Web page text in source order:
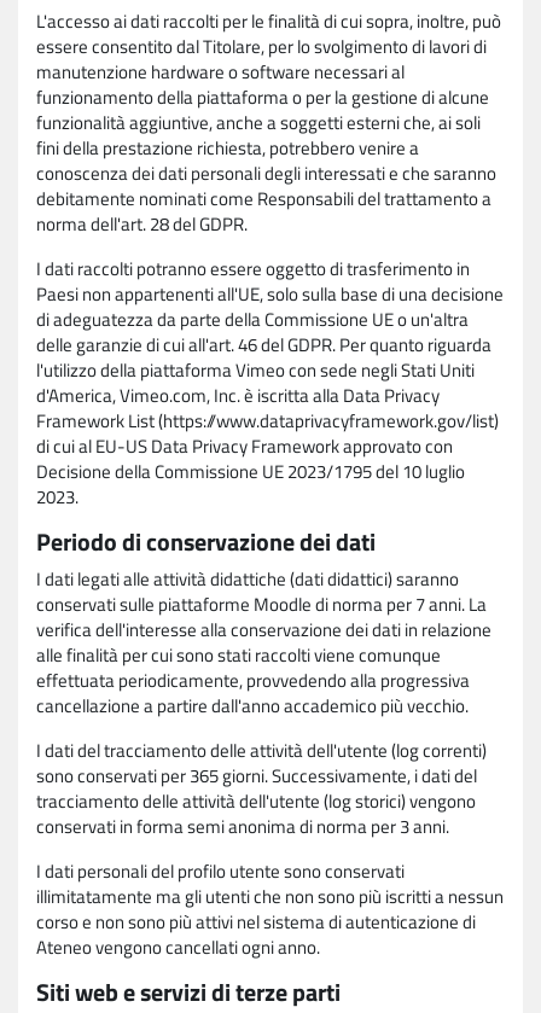
L'accesso ai dati raccolti per le finalità di cui sopra, inoltre, può
essere consentito dal Titolare, per lo svolgimento di lavori di
manutenzione hardware o software necessari al
funzionamento della piattaforma o per la gestione di alcune
funzionalità aggiuntive, anche a soggetti esterni che, ai soli
fini della prestazione richiesta, potrebbero venire a
conoscenza dei dati personali degli interessati e che saranno
debitamente nominati come Responsabili del trattamento a
norma dell'art. 28 del GDPR.
I dati raccolti potranno essere oggetto di trasferimento in
Paesi non appartenenti all'UE, solo sulla base di una decisione
di adeguatezza da parte della Commissione UE o un'altra
delle garanzie di cui all'art. 46 del GDPR. Per quanto riguarda
l'utilizzo della piattaforma Vimeo con sede negli Stati Uniti
d'America, Vimeo.com, Inc. è iscritta alla Data Privacy
Framework List (https://www.dataprivacyframework.gov/list)
di cui al EU-US Data Privacy Framework approvato con
Decisione della Commissione UE 2023/1795 del 10 luglio
2023.
Periodo di conservazione dei dati
I dati legati alle attività didattiche (dati didattici) saranno
conservati sulle piattaforme Moodle di norma per 7 anni. La
verifica dell'interesse alla conservazione dei dati in relazione
alle finalità per cui sono stati raccolti viene comunque
effettuata periodicamente, provvedendo alla progressiva
cancellazione a partire dall'anno accademico più vecchio.
I dati del tracciamento delle attività dell'utente (log correnti)
sono conservati per 365 giorni. Successivamente, i dati del
tracciamento delle attività dell'utente (log storici) vengono
conservati in forma semi anonima di norma per 3 anni.
I dati personali del profilo utente sono conservati
illimitatamente ma gli utenti che non sono più iscritti a nessun
corso e non sono più attivi nel sistema di autenticazione di
Ateneo vengono cancellati ogni anno.
Siti web e servizi di terze parti